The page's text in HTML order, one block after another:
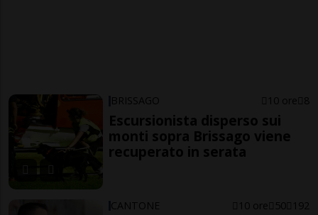
BRISSAGO 10 ore 8
Escursionista disperso sui
monti sopra Brissago viene
recuperato in serata
CANTONE 10 ore 50 192